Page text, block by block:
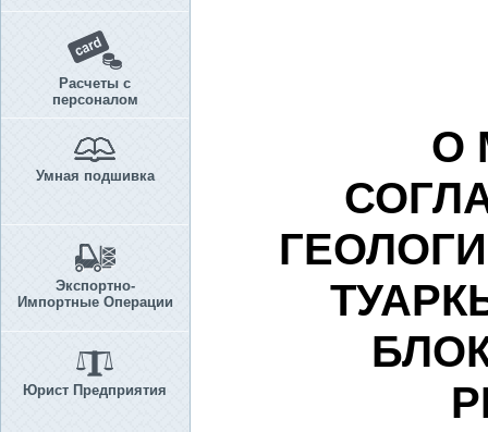
Расчеты с
персоналом
Умная подшивка
Экспортно-
Импортные Операции
Юрист Предприятия
О